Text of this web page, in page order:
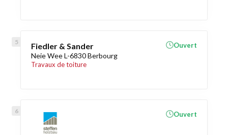
Fiedler & Sander
Neie Wee L-6830 Berbourg
Travaux de toiture
Ouvert
Ouvert